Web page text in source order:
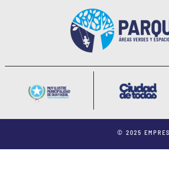
© 2025